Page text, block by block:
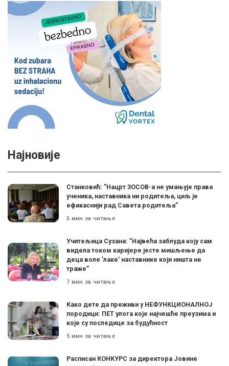
Најновије
Станковић: ”Нацрт ЗОСОВ-а не умањује права
ученика, наставника ни родитеља, циљ је
ефикаснији рад Савета родитеља”
3 мин за читање
Учитељица Сузана: ”Највећа заблуда коју сам
видела током каријере јесте мишљење да
деца воле ’лаке’ наставнике који ништа не
траже”
7 мин за читање
Како дете да преживи у НЕФУНКЦИОНАЛНОЈ
породици: ПЕТ улога које најчешће преузима и
које су последице за будућност
5 мин за читање
Расписан КОНКУРС за директора Јовине